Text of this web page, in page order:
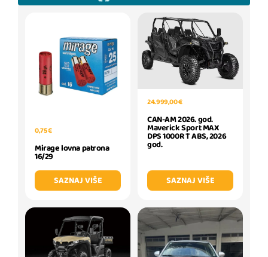
0,75 €
Mirage lovna patrona
16/29
SAZNAJ VIŠE
24.999,00 €
CAN-AM 2026. god.
Maverick Sport MAX
DPS 1000R T ABS, 2026
god.
SAZNAJ VIŠE